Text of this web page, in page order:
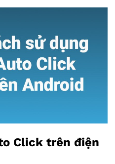
Click trên điện